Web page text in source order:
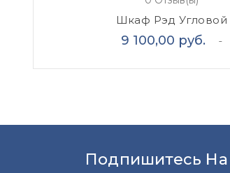
Шкаф Рэд Угловой
9 100,00 руб.
Подпишитесь